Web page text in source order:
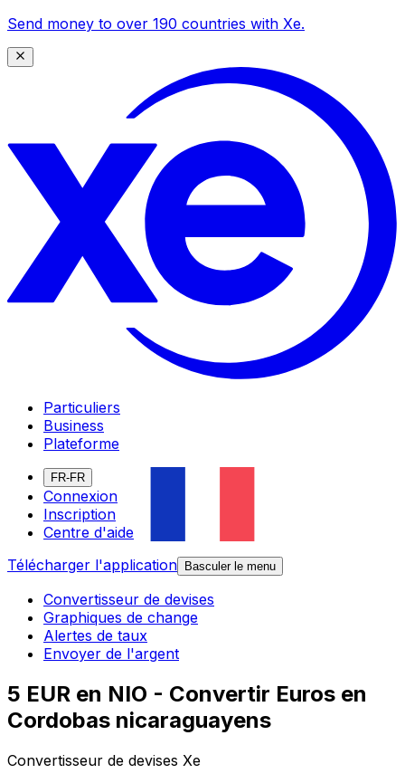
Send money to over 190 countries with Xe.
Particuliers
Business
Plateforme
FR-FR
Connexion
Inscription
Centre d'aide
Télécharger l'application
Basculer le menu
Convertisseur de devises
Graphiques de change
Alertes de taux
Envoyer de l'argent
5 EUR en NIO - Convertir Euros en
Cordobas nicaraguayens
Convertisseur de devises Xe